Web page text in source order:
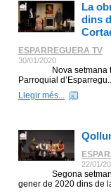
La
dins
ESPARREGUERA TV
30/01/2020
Nova setmana
Parroquial
Llegir més...
22/01/
Segona setmana
gener de 2020 dins de